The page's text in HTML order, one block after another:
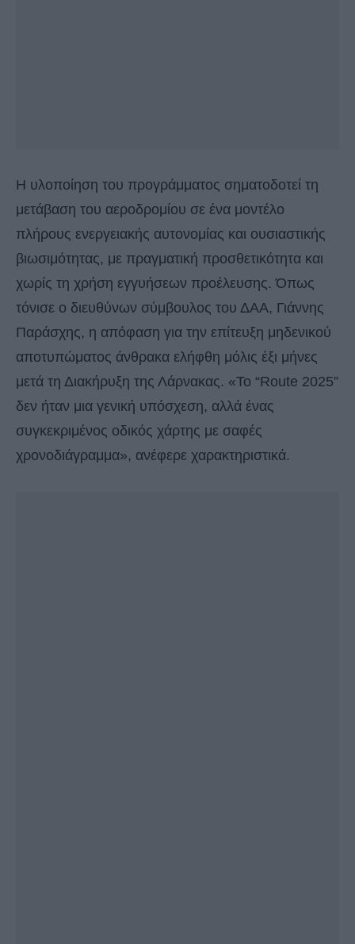
Η υλοποίηση του προγράμματος σηματοδοτεί τη
μετάβαση του αεροδρομίου σε ένα μοντέλο
πλήρους ενεργειακής αυτονομίας και ουσιαστικής
βιωσιμότητας, με πραγματική προσθετικότητα και
χωρίς τη χρήση εγγυήσεων προέλευσης. Όπως
τόνισε ο διευθύνων σύμβουλος του ΔΑΑ, Γιάννης
Παράσχης, η απόφαση για την επίτευξη μηδενικού
αποτυπώματος άνθρακα ελήφθη μόλις έξι μήνες
μετά τη Διακήρυξη της Λάρνακας. «Το “Route 2025”
δεν ήταν μια γενική υπόσχεση, αλλά ένας
συγκεκριμένος οδικός χάρτης με σαφές
χρονοδιάγραμμα», ανέφερε χαρακτηριστικά.